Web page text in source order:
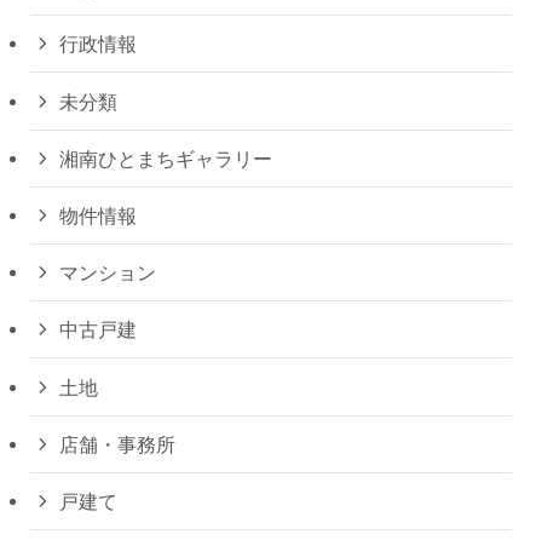
行政情報
未分類
湘南ひとまちギャラリー
物件情報
マンション
中古戸建
土地
店舗・事務所
戸建て